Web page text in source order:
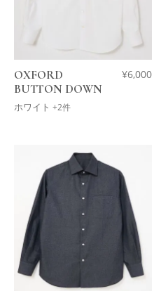
OXFORD
BUTTON DOWN
ホワイト +2件
¥6,000